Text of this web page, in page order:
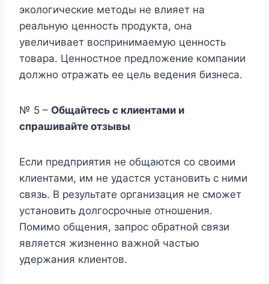
экологические методы не влияет на
реальную ценность продукта, она
увеличивает воспринимаемую ценность
товара. Ценностное предложение компании
должно отражать ее цель ведения бизнеса.
№ 5 – Общайтесь с клиентами и
спрашивайте отзывы
Если предприятия не общаются со своими
клиентами, им не удастся установить с ними
связь. В результате организация не сможет
установить долгосрочные отношения.
Помимо общения, запрос обратной связи
является жизненно важной частью
удержания клиентов.